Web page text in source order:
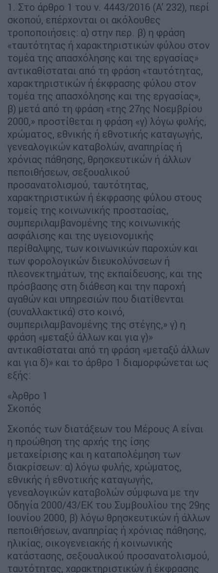
1. Στο άρθρο 1 του ν. 4443/2016 (Α’ 232), περί
σκοπού, επέρχονται οι ακόλουθες
τροποποιήσεις: α) στην περ. β) η φράση
«ταυτότητας ή χαρακτηριστικών φύλου στον
τομέα της απασχόλησης και της εργασίας»
αντικαθίσταται από τη φράση «ταυτότητας,
χαρακτηριστικών ή έκφρασης φύλου στον
τομέα της απασχόλησης και της εργασίας»,
β) μετά από τη φράση «της 27ης Νοεμβρίου
2000,» προστίθεται η φράση «γ) λόγω φυλής,
χρώματος, εθνικής ή εθνοτικής καταγωγής,
γενεαλογικών καταβολών, αναπηρίας ή
χρόνιας πάθησης, θρησκευτικών ή άλλων
πεποιθήσεων, σεξουαλικού
προσανατολισμού, ταυτότητας,
χαρακτηριστικών ή έκφρασης φύλου στους
τομείς της κοινωνικής προστασίας,
συμπεριλαμβανομένης της κοινωνικής
ασφάλισης και της υγειονομικής
περίθαλψης, των κοινωνικών παροχών και
των φορολογικών διευκολύνσεων ή
πλεονεκτημάτων, της εκπαίδευσης, και της
πρόσβασης στη διάθεση και την παροχή
αγαθών και υπηρεσιών που διατίθενται
(συναλλακτικά) στο κοινό,
συμπεριλαμβανομένης της στέγης,» γ) η
φράση «μεταξύ άλλων και για γ)»
αντικαθίσταται από τη φράση «μεταξύ άλλων
και για δ)» και το άρθρο 1 διαμορφώνεται ως
εξής:
«Άρθρο 1
Σκοπός
Σκοπός των διατάξεων του Μέρους Α είναι
η προώθηση της αρχής της ίσης
μεταχείρισης και η καταπολέμηση των
διακρίσεων: α) λόγω φυλής, χρώματος,
εθνικής ή εθνοτικής καταγωγής,
γενεαλογικών καταβολών σύμφωνα με την
Οδηγία 2000/43/ΕΚ του Συμβουλίου της 29ης
Ιουνίου 2000, β) λόγω θρησκευτικών ή άλλων
πεποιθήσεων, αναπηρίας ή χρόνιας πάθησης,
ηλικίας, οικογενειακής ή κοινωνικής
κατάστασης, σεξουαλικού προσανατολισμού,
ταυτότητας, χαρακτηριστικών ή έκφρασης